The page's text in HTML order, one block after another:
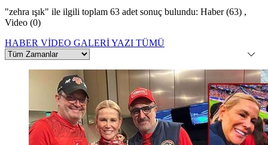
"zehra ışık" ile ilgili toplam 63 adet sonuç bulundu: Haber (63) ,
Video (0)
HABER VİDEO GALERİYAZI TÜMÜ